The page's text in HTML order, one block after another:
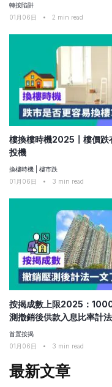
轉按陷阱
01月06日
• 2 min read
樓換樓時機2025〡樓價跌
投機
換樓時機
樓市跌
01月06日
• 3 min read
按揭成數上限2025：
測撤銷後供款入息比率計
首置按揭
01月06日
• 3 min read
最新文章